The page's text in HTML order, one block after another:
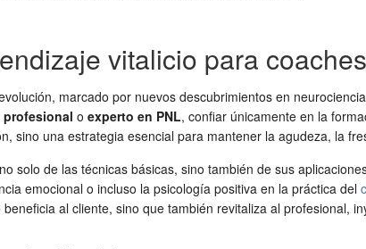
vitalicio para
marcado por nuevos descubrimientos en
profesional o experto en PNL, confiar únicamente en la
sino una estrategia esencial para mantener la agudeza, la
solo de las técnicas básicas, sino también de sus
emocional o incluso la psicología positiva en la práctica del
al cliente, sino que también revitaliza al profesional,